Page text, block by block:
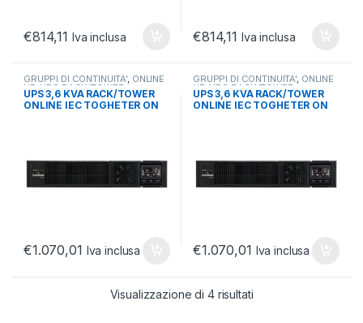
€814,11 Iva inclusa €814,11 Iva inclusa
GRUPPI DI CONTINUITA', ONLINE
HE,UPS RACK/TOWER
UPS 3,6 KVA RACK/TOWER
ONLINE IEC TOGHETER ON
€1.070,01 Iva inclusa
GRUPPI DI CONTINUITA', ONLINE
HE,UPS RACK/TOWER
UPS 3,6 KVA RACK/TOWER
ONLINE IEC TOGHETER ON
€1.070,01 Iva inclusa
Visualizzazione di 4 risultati